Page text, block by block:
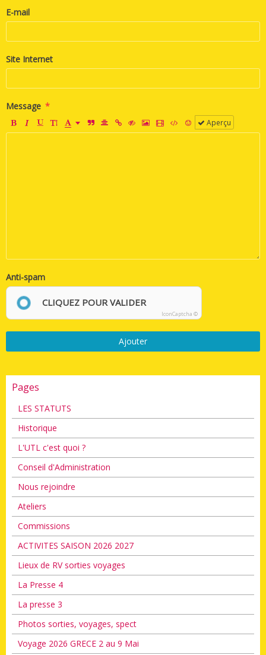
E-mail
Site Internet
Message
Aperçu
Anti-spam
CLIQUEZ POUR VALIDER
IconCaptcha ©
Ajouter
Pages
LES STATUTS
Historique
L'UTL c'est quoi ?
Conseil d'Administration
Nous rejoindre
Ateliers
Commissions
ACTIVITES SAISON 2026 2027
Lieux de RV sorties voyages
La Presse 4
La presse 3
Photos sorties, voyages, spect
Voyage 2026 GRECE 2 au 9 Mai